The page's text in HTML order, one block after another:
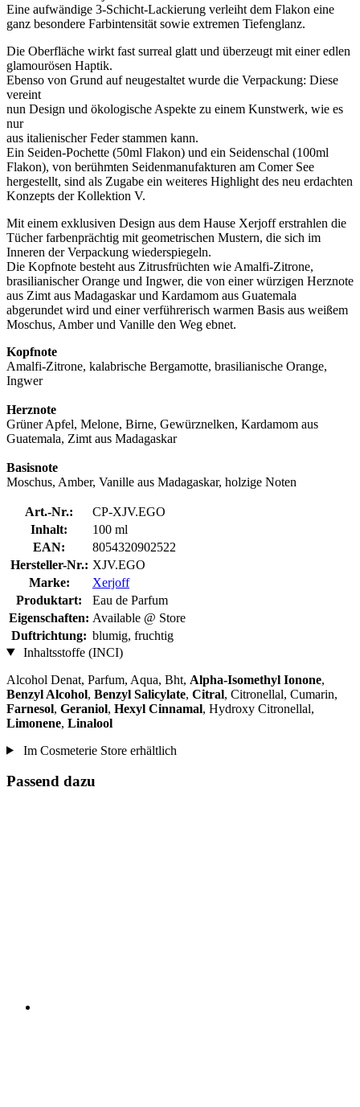
Eine aufwändige 3-Schicht-Lackierung verleiht dem Flakon eine
ganz besondere Farbintensität sowie extremen Tiefenglanz.
Die Oberfläche wirkt fast surreal glatt und überzeugt mit einer edlen
glamourösen Haptik.
Ebenso von Grund auf neugestaltet wurde die Verpackung: Diese
vereint
nun Design und ökologische Aspekte zu einem Kunstwerk, wie es
nur
aus italienischer Feder stammen kann.
Ein Seiden-Pochette (50ml Flakon) und ein Seidenschal (100ml
Flakon), von berühmten Seidenmanufakturen am Comer See
hergestellt, sind als Zugabe ein weiteres Highlight des neu erdachten
Konzepts der Kollektion V.
Mit einem exklusiven Design aus dem Hause Xerjoff erstrahlen die
Tücher farbenprächtig mit geometrischen Mustern, die sich im
Inneren der Verpackung wiederspiegeln.
Die Kopfnote besteht aus Zitrusfrüchten wie Amalfi-Zitrone,
brasilianischer Orange und Ingwer, die von einer würzigen Herznote
aus Zimt aus Madagaskar und Kardamom aus Guatemala
abgerundet wird und einer verführerisch warmen Basis aus weißem
Moschus, Amber und Vanille den Weg ebnet.
Kopfnote
Amalfi-Zitrone, kalabrische Bergamotte, brasilianische Orange,
Ingwer
Herznote
Grüner Apfel, Melone, Birne, Gewürznelken, Kardamom aus
Guatemala, Zimt aus Madagaskar
Basisnote
Moschus, Amber, Vanille aus Madagaskar, holzige Noten
Art.-Nr.:
CP-XJV.EGO
Inhalt:
100 ml
EAN:
8054320902522
Hersteller-Nr.: XJV.EGO
Marke:
Xerjoff
Produktart:
Eau de Parfum
Eigenschaften: Available @ Store
Duftrichtung: blumig, fruchtig
Inhaltsstoffe (INCI)
Alcohol Denat, Parfum, Aqua, Bht, Alpha-Isomethyl Ionone,
Benzyl Alcohol, Benzyl Salicylate, Citral, Citronellal, Cumarin,
Farnesol, Geraniol, Hexyl Cinnamal, Hydroxy Citronellal,
Limonene, Linalool
Im Cosmeterie Store erhältlich
Passend dazu